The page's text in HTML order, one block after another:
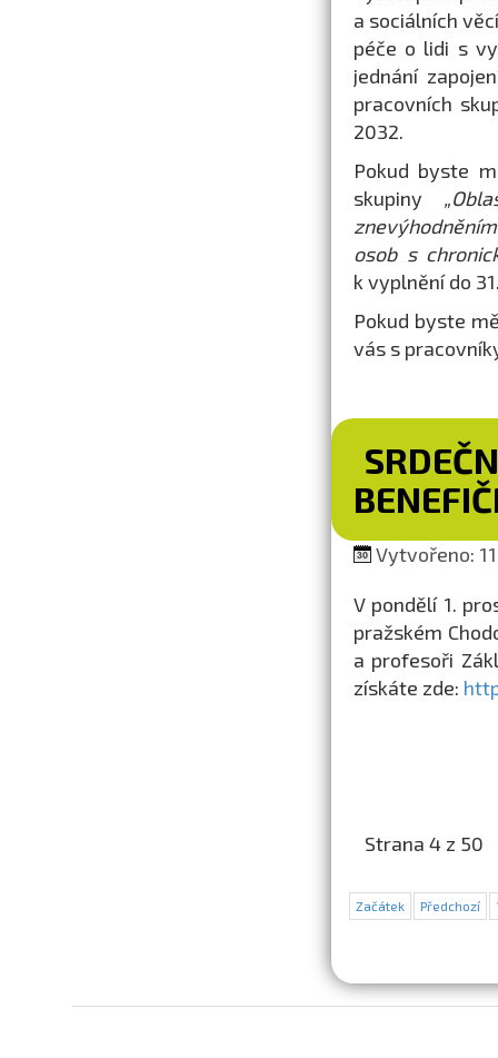
a sociálních
péče o lidi s
jednání
pracovních
2032.
Pokud byste
skupiny
osob s
k vyplnění do
Pokud byste
vás s
Vytvořeno:
V pondělí 1.
pražském
a profesoři
získáte zde:
Strana 4 z 50
Začátek Předchozí